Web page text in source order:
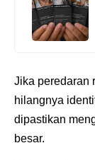
Jika peredaran
hilangnya
dipastikan
besar.